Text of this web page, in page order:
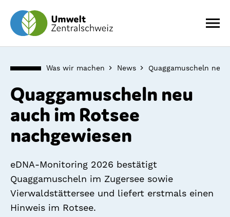
Was wir machen News Quaggamuscheln neu
Quaggamuscheln neu
auch im Rotsee
nachgewiesen
eDNA-Monitoring 2026 bestätigt
Quaggamuscheln im Zugersee sowie
Vierwaldstättersee und liefert erstmals einen
Hinweis im Rotsee.